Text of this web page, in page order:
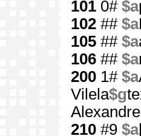
101 0# $a
102 ## $a
105 ## $a
106 ## $a
200 1# $a
Vilela$g
210 #9 $a